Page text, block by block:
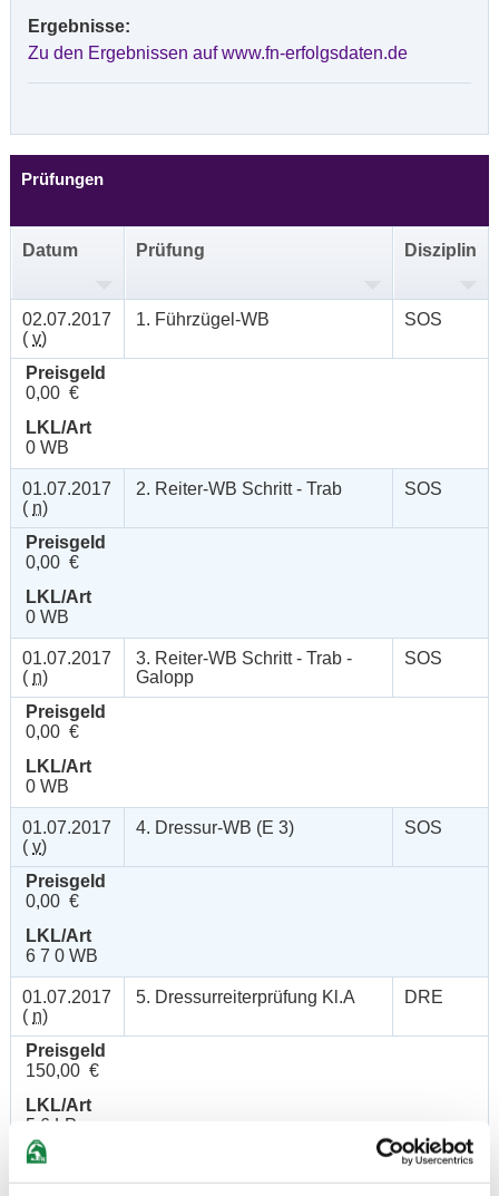
Ergebnisse:
Zu den Ergebnissen auf www.fn-erfolgsdaten.de
Prüfungen
Datum Prüfung Disziplin
02.07.2017
( v)
1. Führzügel-WB SOS
Preisgeld
0,00 €
LKL/Art
0 WB
01.07.2017
( n)
2. Reiter-WB Schritt - Trab SOS
Preisgeld
0,00 €
LKL/Art
0 WB
01.07.2017
( n)
3. Reiter-WB Schritt - Trab -
Galopp
SOS
Preisgeld
0,00 €
LKL/Art
0 WB
01.07.2017
( v)
4. Dressur-WB (E 3) SOS
Preisgeld
0,00 €
LKL/Art
6 7 0 WB
01.07.2017
( n)
5. Dressurreiterprüfung Kl.A DRE
Preisgeld
150,00 €
LKL/Art
5 6 LP
01.07.2017
(v)
DRE